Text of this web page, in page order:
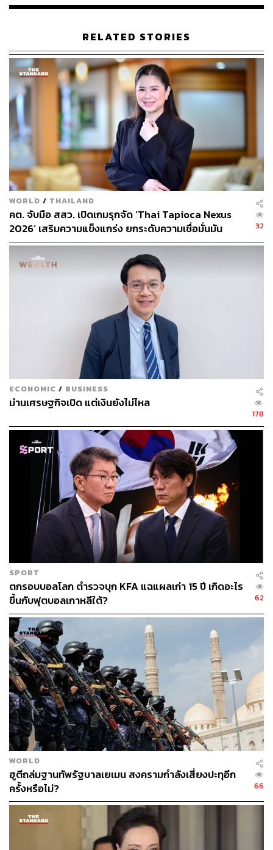
ตามมาตรา 301 กับคู่ค้าหลักทั่วโลก (รวมไทย) เพื่อปรับ
ไปตลาดสหรัฐฯ มีส่วนทำให้การส่งออกเดือนนี้ขยายตัว
เพิ่มขึ้น (CTG) 8.8% ของการเติบโตส่งออกรวม 18.7%
สำหรับการส่งออกของประเทศในภูมิภาคไปตลาด
สหรัฐฯ ในเดือนนี้ขยายตัวดีเช่นกัน เช่น เวียดนาม
(28.4%) เกาหลีใต้ (47.3%) และไต้หวัน (124%)
การส่งออกเครื่องประดับแท้ขยายตัวสูง 187.2% เร่งขึ้น
มากจาก 34.4% เดือนก่อน แรงหนุนหลักมาจากการส่ง
ออกไปอินเดียที่ขยายตัวสูงถึง 3,155.4% ซึ่งมีสัดส่วน
เกือบ 80% ของการส่งออกสินค้าหมวดนี้ทั้งหมดของ
ไทยในเดือนนี้ ทั้งนี้การส่งออกสินค้าเครื่องประดับ
หมวดนี้ช่วยให้การส่งออกไทยเดือนนี้ขยายตัว (CTG)
3.9% ของการเติบโตส่งออกรวม 18.7%
การส่งออกไปตลาดตะวันออกกลาง (ME 15) หดตัวแรง
รับผลสงครามในอิหร่าน
การส่งออกไทยไปตะวันออกกลางหดตัวแรง -57.1% ในเดือน
มี.ค. โดยหดตัวใน 3 ตลาดหลักของภูมิภาคนี้ ได้แก่
(UAE) (-67.1%), ตุรกี (-20.5%) และ
ซาอุดีอาระเบีย (-55.5%) และส่งออกหดตัวใน 5 สินค้าหลัก
ได้แก่ รถยนต์ อุปกรณ์และส่วนประกอบ (-53.5%), อัญมณี
และเครื่องประดับ (-67.5%), เครื่องปรับอากาศและส่วน
ประกอบ (-41.4%), ผลิตภัณฑ์ยาง (-55.1%) และอาหารทะเล
กระป๋องและแปรรูป (-47.5%)
นำเข้าเร่งตัวสูงสุดในรอบ 51 เดือน โดยเฉพาะอุปกรณ์
ส่วนประกอบเครื่องใช้ไฟฟ้าและอิเล็กทรอนิกส์ ซึ่งคาด
ว่านำเข้าเพื่อผลิตและส่งออก
มูลค่านำเข้าเดือน มี.ค. อยู่ที่ 38,496.6 ล้านดอลลาร์สหรัฐ
ขยายตัว 35.7% สูงสุดในรอบ 51 เดือน เร่งขึ้นจาก 31.8% ใน
เดือนก่อนและสูงกว่าประมาณการ (SCB EIC ประเมิน
24.2% และค่ากลาง Reuters Poll 20.3%) ภาพรวมมูลค่านำ
เข้าไทยในไตรมาสแรกของปี 2026 ขยายตัวต่อเนื่อง 32.4%
สำหรับการนำเข้าส่วนใหญ่ในเดือนนี้ ได้แก่
สินค้าวัตถุดิบและกึ่งสำเร็จรูปขยายตัวสูง 64.4% เร่ง
จาก 53.3% การนำเข้าหมวดนี้มีส่วนช่วยให้การนำเข้า
เดือนนี้ขยายตัวเพิ่มขึ้น (CTG) 26% มากกว่าครึ่งของ
การเติบโตนำเข้ารวม 35.7% โดยสินค้าหลักได้แก่
ทองคำ และอุปกรณ์ส่วนประกอบเครื่องใช้ไฟฟ้าและ
อิเล็กทรอนิกส์ โดยเฉพาะแผงวงจรไฟฟ้าที่ขยายตัวสูง
กว่า 181.6% และ 129.3% ตามลำดับ (CTG: 9.4% และ
13.3%) ทั้งนี้การนำเข้าอุปกรณ์ส่วนประกอบเครื่องใช้
ไฟฟ้าและอิเล็กทรอนิกส์ ส่วนหนึ่งมาจากความต้องการ
นำเข้าสินค้าต้นน้ำและกลางน้ำเพื่อผลิตและส่งออก
ไทยจึงต้องนำเข้าสินค้ากลุ่มนี้จากผู้ผลิตหลัก เช่น จีน
และไต้หวัน (15.8% และ 343.7% ตามลำดับ)
สินค้าทุนขยายตัว 28.3% ชะลอลงจาก 49.3% ในเดือน
ก่อน การนำเข้าหมวดนี้มีส่วนช่วยให้การนำเข้าไทย
เดือนนี้ขยายตัวเพิ่มขึ้น (CTG) 7.7% ของการเติบโตนำ
เข้ารวม 35.7% โดยสินค้าหลักได้แก่ เครื่องจักรไฟฟ้า
RELATED STORIES
WORLD / THAILAND
คต. จับมือ สสว. เปิดเกมรุกจัด ‘Thai Tapioca Nexus
2026’ เสริมความแข็งแกร่ง ยกระดับความเชื่อมั่นมัน
สำปะหลังไทยในตลาดโลก
32
ECONOMIC / BUSINESS
ม่านเศรษฐกิจเปิด แต่เงินยังไม่ไหล
178
SPORT
ตกรอบบอลโลก ตำรวจบุก KFA แฉแผลเก่า 15 ปี เกิดอะไร
ขึ้นกับฟุตบอลเกาหลีใต้?
62
WORLD
ฮูตีถล่มฐานทัพรัฐบาลเยเมน สงครามกำลังเสี่ยงปะทุอีก
ครั้งหรือไม่?
66